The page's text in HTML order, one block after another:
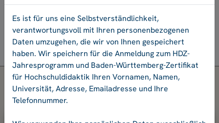
Programm
Login
Es ist für uns eine Selbstverständlichkeit,
verantwortungsvoll mit Ihren personenbezogenen
Daten umzugehen, die wir von Ihnen gespeichert
haben. Wir speichern für die Anmeldung zum HDZ-
Jahresprogramm und Baden-Württemberg-Zertifikat
für Hochschuldidaktik Ihren Vornamen, Namen,
Universität, Adresse, Emailadresse und Ihre
Telefonnummer.